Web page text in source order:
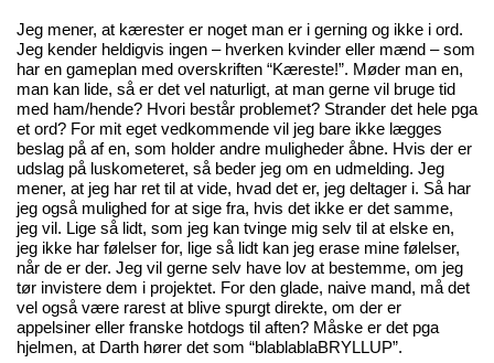
Jeg mener, at kærester er noget man er i gerning og ikke i ord.
Jeg kender heldigvis ingen – hverken kvinder eller mænd – som
har en gameplan med overskriften “Kæreste!”. Møder man en,
man kan lide, så er det vel naturligt, at man gerne vil bruge tid
med ham/hende? Hvori består problemet? Strander det hele pga
et ord? For mit eget vedkommende vil jeg bare ikke lægges
beslag på af en, som holder andre muligheder åbne. Hvis der er
udslag på luskometeret, så beder jeg om en udmelding. Jeg
mener, at jeg har ret til at vide, hvad det er, jeg deltager i. Så har
jeg også mulighed for at sige fra, hvis det ikke er det samme,
jeg vil. Lige så lidt, som jeg kan tvinge mig selv til at elske en,
jeg ikke har følelser for, lige så lidt kan jeg erase mine følelser,
når de er der. Jeg vil gerne selv have lov at bestemme, om jeg
tør invistere dem i projektet. For den glade, naive mand, må det
vel også være rarest at blive spurgt direkte, om der er
appelsiner eller franske hotdogs til aften? Måske er det pga
hjelmen, at Darth hører det som “blablablaBRYLLUP”.